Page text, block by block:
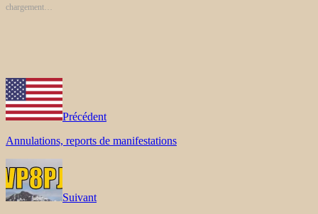
chargement…
Précédent
Annulations, reports de manifestations
Suivant